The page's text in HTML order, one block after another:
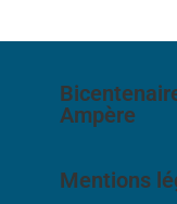
Ampère
Mentions